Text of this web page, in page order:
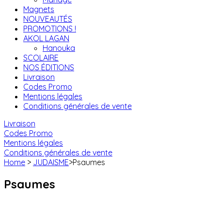
Magnets
NOUVEAUTÉS
PROMOTIONS !
AKOL LAGAN
Hanouka
SCOLAIRE
NOS ÉDITIONS
Livraison
Codes Promo
Mentions légales
Conditions générales de vente
Livraison
Codes Promo
Mentions légales
Conditions générales de vente
Home > JUDAISME>Psaumes
Psaumes